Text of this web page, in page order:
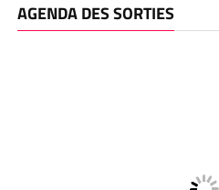
AGENDA DES SORTIES